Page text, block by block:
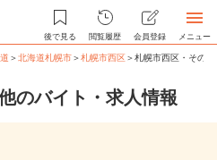
後で見る 閲覧履歴 会員登録 メニュー
＞北海道札幌市＞札幌市西区＞札幌市西区・その
のバイト・求人情報